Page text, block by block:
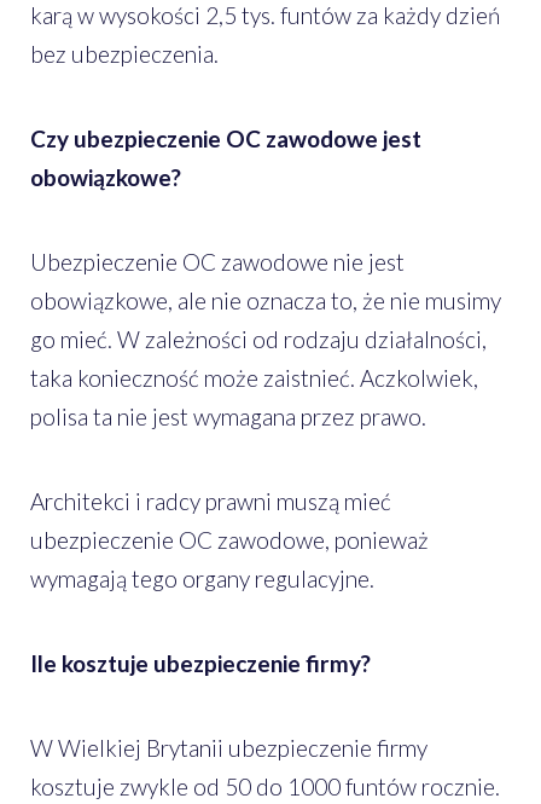
karą w wysokości 2,5 tys. funtów za każdy dzień
bez ubezpieczenia.
Czy ubezpieczenie OC zawodowe jest
obowiązkowe?
Ubezpieczenie OC zawodowe nie jest
obowiązkowe, ale nie oznacza to, że nie musimy
go mieć. W zależności od rodzaju działalności,
taka konieczność może zaistnieć. Aczkolwiek,
polisa ta nie jest wymagana przez prawo.
Architekci i radcy prawni muszą mieć
ubezpieczenie OC zawodowe, ponieważ
wymagają tego organy regulacyjne.
Ile kosztuje ubezpieczenie firmy?
W Wielkiej Brytanii ubezpieczenie firmy
kosztuje zwykle od 50 do 1000 funtów rocznie.